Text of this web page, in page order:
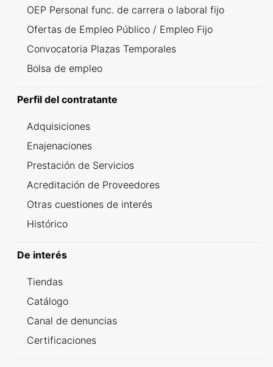
OEP Personal func. de carrera o laboral fijo
Ofertas de Empleo Público / Empleo Fijo
Convocatoria Plazas Temporales
Bolsa de empleo
Perfil del contratante
Adquisiciones
Enajenaciones
Prestación de Servicios
Acreditación de Proveedores
Otras cuestiones de interés
Histórico
De interés
Tiendas
Catálogo
Canal de denuncias
Certificaciones